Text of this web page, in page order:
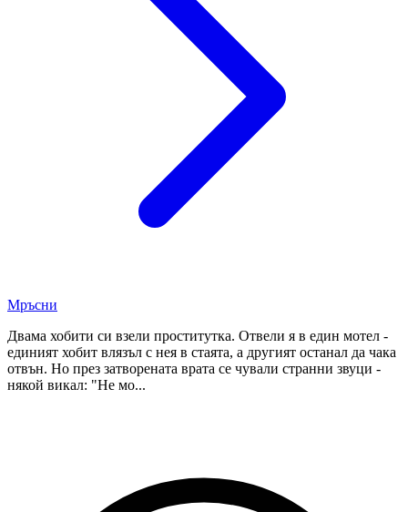
Мръсни
Двама хобити си взели проститутка. Отвели я в един мотел -
единият хобит влязъл с нея в стаята, а другият останал да чака
отвън. Но през затворената врата се чували странни звуци -
някой викал: "Не мо...